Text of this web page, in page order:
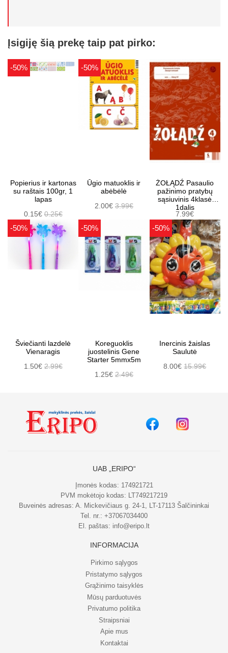
Įsigiję šią prekę taip pat pirko:
-50%
Popierius ir kartonas
su raštais 100gr, 1
lapas
0.15€0.25€
-50%
Ūgio matuoklis ir
abėbėlė
2.00€ 3.99€
ŻOŁĄDŹ Pasaulio
pažinimo pratybų
sąsiuvinis 4klasė
1dalis
7.99€
-50%
Šviečianti lazdelė
Vienaragis
1.50€2.99€
-50%
Koreguoklis
juostelinis Gene
Starter 5mmx5m
1.25€ 2.49€
-50%
Inercinis žaislas
Saulutė
8.00€15.99€
UAB „ERIPO“
Įmonės kodas: 174921721
PVM mokėtojo kodas: LT749217219
Buveinės adresas: A. Mickevičiaus g. 24-1, LT-17113 Šalčininkai
Tel. nr.: +37067034400
El. paštas: info@eripo.lt
INFORMACIJA
Pirkimo sąlygos
Pristatymo sąlygos
Grąžinimo taisyklės
Mūsų parduotuvės
Privatumo politika
Straipsniai
Apie mus
Kontaktai